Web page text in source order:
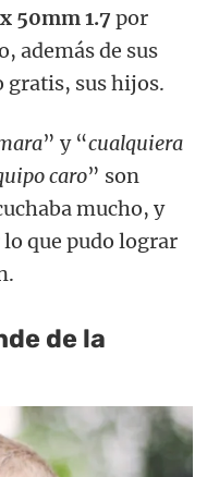
50mm 1.7 por
además de sus
gratis, sus hijos.
” y “cualquiera
caro” son
mucho, y
que pudo lograr
de la